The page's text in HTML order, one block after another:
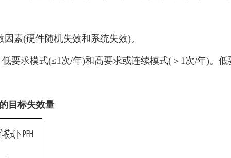
素(硬件随机失效和系统失效)。
要求模式(≤1次/年)和高要求或连续模式(＞1次/年)。
目标失效量